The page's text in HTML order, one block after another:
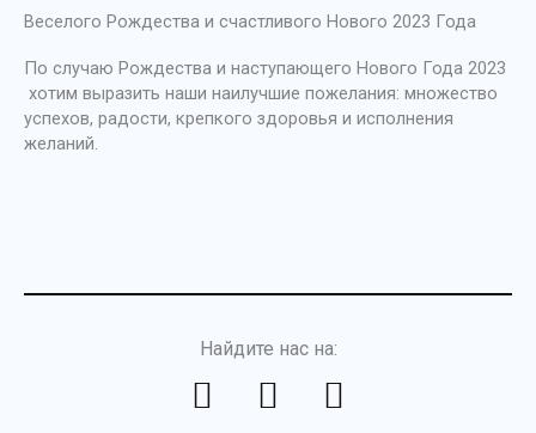
Веселого Рождества и счастливого Нового 2023 Года
По случаю Рождества и наступающего Нового Года 2023
хотим выразить наши наилучшие пожелания: множество
успехов, радости, крепкого здоровья и исполнения
желаний.
Найдите нас на:
F
L
Y